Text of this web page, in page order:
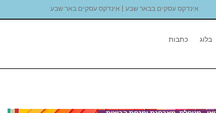
אינדקס עסקים בבאר שבע | אינדקס עסקים באר שבע
בלוג כתבות